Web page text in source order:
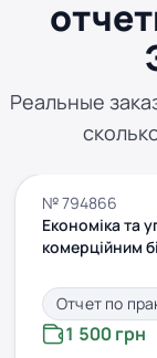
Реальные
№ 794866
Економіка та
комерційним
Отчет по
1 500 грн